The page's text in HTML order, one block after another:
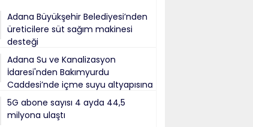
Adana Büyükşehir Belediyesi’nden
üreticilere süt sağım makinesi
desteği
Adana Su ve Kanalizasyon
İdaresi'nden Bakımyurdu
Caddesi’nde içme suyu altyapısına
5G abone sayısı 4 ayda 44,5
milyona ulaştı